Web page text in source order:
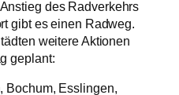
zeigen die
des Radverkehrs
gibt es einen Radweg.
weitere Aktionen